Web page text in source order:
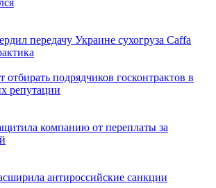
передачу Украине сухогруза Caffa
подрядчиков госконтрактов в
репутации
компанию от переплаты за
антироссийские санкции